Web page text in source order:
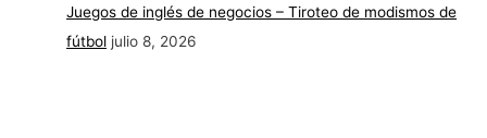
Juegos de inglés de negocios – Tiroteo de modismos de
fútbol julio 8, 2026